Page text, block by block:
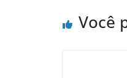
Você